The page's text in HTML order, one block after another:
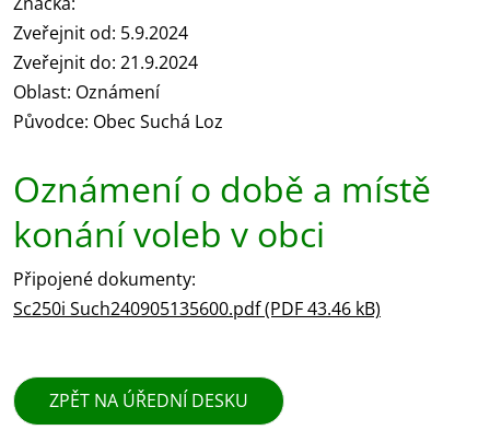
Zveřejnit od: 5.9.2024
Zveřejnit do: 21.9.2024
Oblast: Oznámení
Původce: Obec Suchá Loz
Oznámení o době a místě
konání voleb v obci
Připojené dokumenty:
Sc250i Such240905135600.pdf (PDF 43.46 kB)
ZPĚT NA ÚŘEDNÍ DESKU